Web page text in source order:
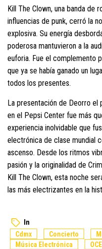
Kill The Clown, una banda de
influencias de punk, cerró la
explosiva. Su energía
poderosa mantuvieron a la
euforia. Fue el complemento
que ya se había ganado un
todos los presentes.
La presentación de Deorro el
en el Pepsi Center fue más
experiencia inolvidable que
electrónica de clase mundial
ascenso. Desde los ritmos
pasión y la originalidad de
Kill The Clown, esta noche
las más electrizantes en la
In
Cdmx Concierto
Música Electrónica